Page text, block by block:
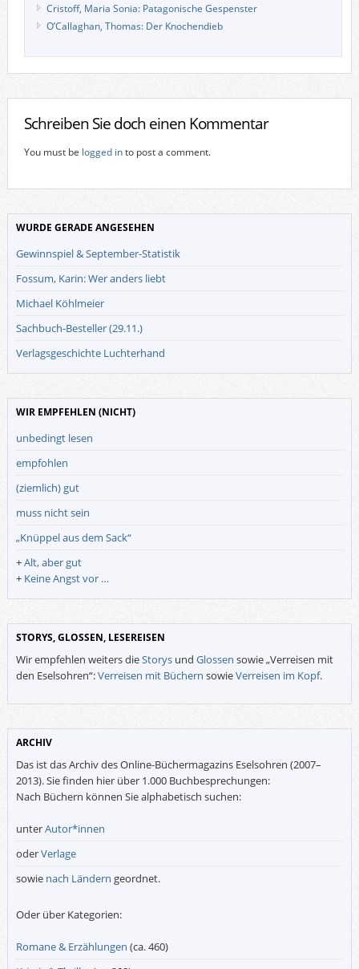
Cristoff, Maria Sonia: Patagonische Gespenster
O’Callaghan, Thomas: Der Knochendieb
Schreiben Sie doch einen Kommentar
You must be logged into post a comment.
WURDE GERADE ANGESEHEN
Gewinnspiel & September-Statistik
Fossum, Karin: Wer anders liebt
Michael Köhlmeier
Sachbuch-Besteller (29.11.)
Verlagsgeschichte Luchterhand
WIR EMPFEHLEN (NICHT)
unbedingt lesen
empfohlen
(ziemlich) gut
muss nicht sein
„Knüppel aus dem Sack“
+Alt, aber gut
+ Keine Angst vor …
STORYS, GLOSSEN, LESEREISEN
Wir empfehlen weiters dieStorysund Glossen sowie „Verreisen mit
den Eselsohren“:Verreisen mit Büchern sowieVerreisen im Kopf.
ARCHIV
Das ist das Archiv des Online-Büchermagazins Eselsohren (2007–
2013). Sie finden hier über 1.000 Buchbesprechungen:
Nach Büchern können Sie alphabetisch suchen:
unterAutor*innen
oderVerlage
sowie nach Ländern geordnet.
Oder über Kategorien:
Romane & Erzählungen (ca. 460)